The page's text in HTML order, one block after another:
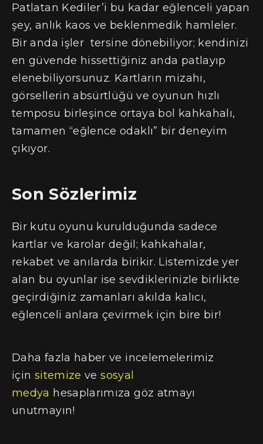
Patlatan Kediler’i bu kadar eğlenceli yapan
şey, anlık kaos ve beklenmedik hamleler.
Bir anda işler tersine dönebiliyor; kendinizi
en güvende hissettiğiniz anda patlayıp
elenebiliyorsunuz. Kartların mizahı,
görsellerin absürtlüğü ve oyunun hızlı
temposu birleşince ortaya bol kahkahalı,
tamamen “eğlence odaklı” bir deneyim
çıkıyor.
Son Sözlerimiz
Bir kutu oyunu kurulduğunda sadece
kartlar ve karolar değil; kahkahalar,
rekabet ve anılarda birikir. Listemizde yer
alan bu oyunlar ise sevdiklerinizle birlikte
geçirdiğiniz zamanları akılda kalıcı,
eğlenceli anlara çevirmek için bire bir!
Daha fazla haber ve incelemelerimiz
için sitemize vesosyal
medya hesaplarımıza göz atmayı
unutmayın!